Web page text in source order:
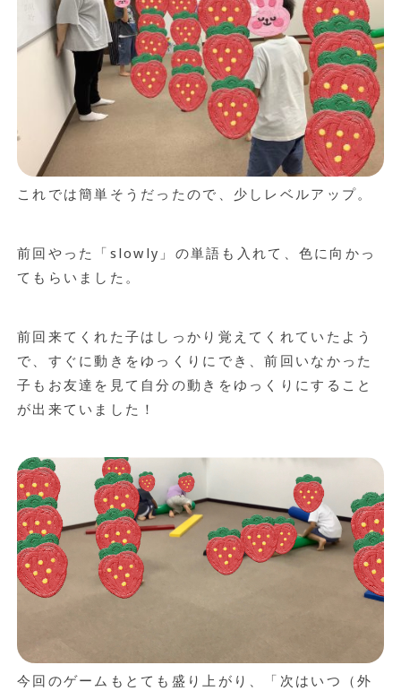
これでは簡単そうだったので、少しレベルアップ。
前回やった「slowly」の単語も入れて、色に向かっ
てもらいました。
前回来てくれた子はしっかり覚えてくれていたよう
で、すぐに動きをゆっくりにでき、前回いなかった
子もお友達を見て自分の動きをゆっくりにすること
が出来ていました！
今回のゲームもとても盛り上がり、「次はいつ（外